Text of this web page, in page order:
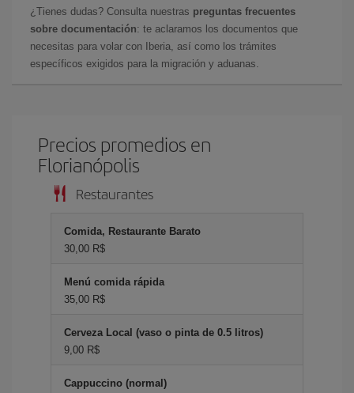
¿Tienes dudas? Consulta nuestras preguntas frecuentes
sobre documentación: te aclaramos los documentos que
necesitas para volar con Iberia, así como los trámites
específicos exigidos para la migración y aduanas.
Precios promedios en
Florianópolis
Restaurantes
Comida, Restaurante Barato
30,00 R$
Menú comida rápida
35,00 R$
Cerveza Local (vaso o pinta de 0.5 litros)
9,00 R$
Cappuccino (normal)